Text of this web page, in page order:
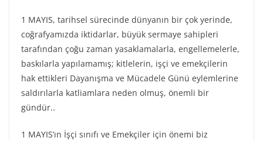
1 MAYIS, tarihsel sürecinde dünyanın bir çok yerinde,
coğrafyamızda iktidarlar, büyük sermaye sahipleri
tarafından çoğu zaman yasaklamalarla, engellemelerle,
baskılarla yapılamamış; kitlelerin, işçi ve emekçilerin
hak ettikleri Dayanışma ve Mücadele Günü eylemlerine
saldırılarla katliamlara neden olmuş, önemli bir
gündür..
1 MAYIS’ın İşçi sınıfı ve Emekçiler için önemi biz